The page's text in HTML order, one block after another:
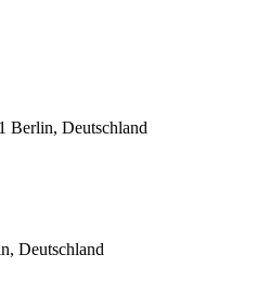
Berlin, Deutschland
Deutschland